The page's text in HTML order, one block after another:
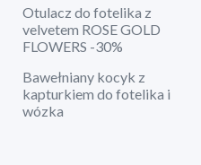
Otulacz do fotelika z
velvetem ROSE GOLD
FLOWERS -30%
Bawełniany kocyk z
kapturkiem do fotelika i
wózka